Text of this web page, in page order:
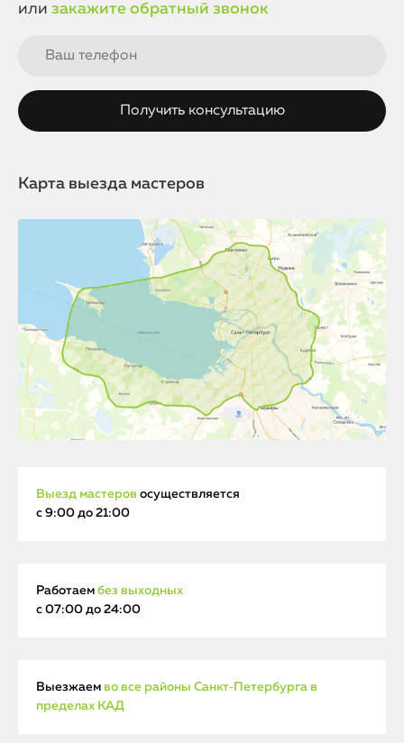
или закажите обратный звонок
Карта выезда мастеров
Выезд мастеров осуществляется
с 9:00 до 21:00
Работаем без выходных
с 07:00 до 24:00
Выезжаем во все районы Санкт‑Петербурга в
пределах КАД